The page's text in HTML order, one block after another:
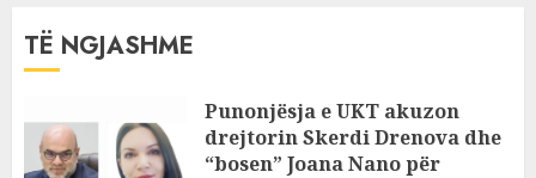
TË NGJASHME
Punonjësja e UKT akuzon
drejtorin Skerdi Drenova dhe
“bosen” Joana Nano për